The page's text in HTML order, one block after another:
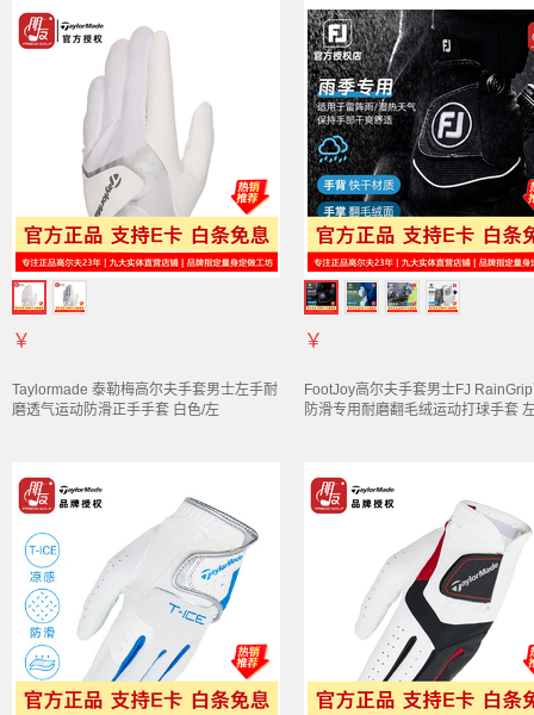
￥
Taylormade 泰勒梅高尔夫手套男士左手耐
磨透气运动防滑正手手套 白色/左
￥
FootJoy高尔夫手套男士FJ
防滑专用耐磨翻毛绒运动打球手套